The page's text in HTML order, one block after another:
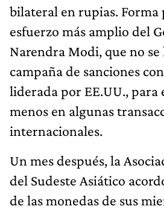
bilateral en rupias. Forma
esfuerzo más amplio del
Narendra Modi, que no se
campaña de sanciones
liderada por EE.UU., para
menos en algunas
internacionales.
Un mes después, la
del Sudeste Asiático
de las monedas de sus